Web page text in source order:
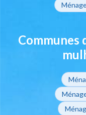
Communes